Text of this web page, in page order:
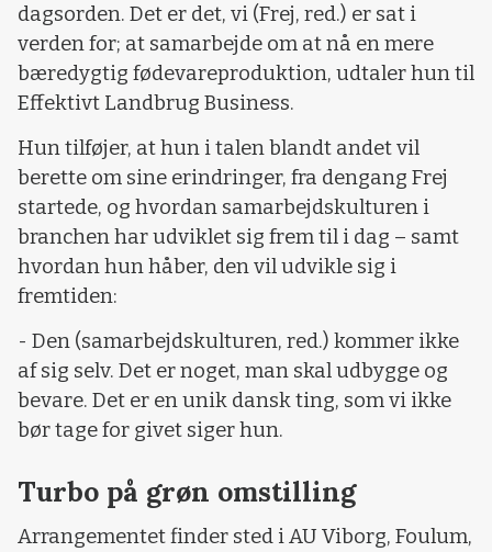
dagsorden. Det er det, vi (Frej, red.) er sat i
verden for; at samarbejde om at nå en mere
bæredygtig fødevareproduktion, udtaler hun til
Effektivt Landbrug Business.
Hun tilføjer, at hun i talen blandt andet vil
berette om sine erindringer, fra dengang Frej
startede, og hvordan samarbejdskulturen i
branchen har udviklet sig frem til i dag – samt
hvordan hun håber, den vil udvikle sig i
fremtiden:
- Den (samarbejdskulturen, red.) kommer ikke
af sig selv. Det er noget, man skal udbygge og
bevare. Det er en unik dansk ting, som vi ikke
bør tage for givet siger hun.
Turbo på grøn omstilling
Arrangementet finder sted i AU Viborg, Foulum,